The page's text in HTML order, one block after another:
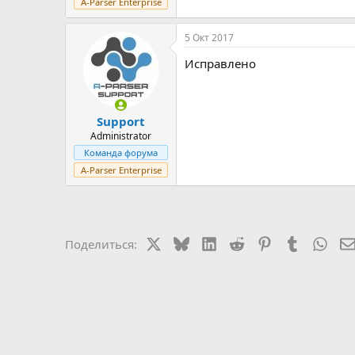
Support
Administrator
Команда форума
A-Parser Enterprise
5 Окт 2017
Исправлено
Поделиться: BlueskyLinkedIn
Reddit PinterestTumblr